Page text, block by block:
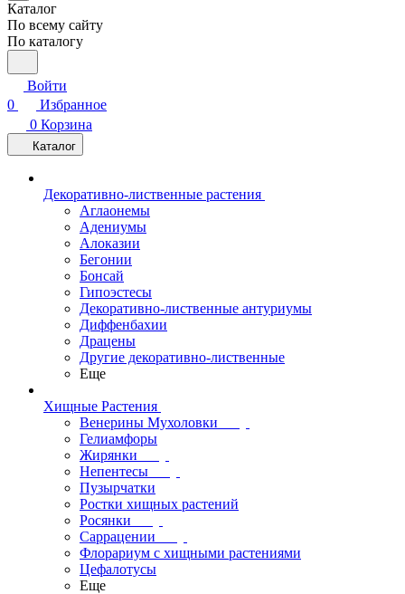
Каталог
По всему сайту
По каталогу
Войти
0
Избранное
0 Корзина
Каталог
Декоративно-лиственные растения
Аглаонемы
Адениумы
Алоказии
Бегонии
Бонсай
Гипоэстесы
Декоративно-лиственные антуриумы
Диффенбахии
Драцены
Другие декоративно-лиственные
Еще
Хищные Растения
Венерины Мухоловки
Гелиамфоры
Жирянки
Непентесы
Пузырчатки
Ростки хищных растений
Росянки
Саррацении
Флорариум с хищными растениями
Цефалотусы
Еще